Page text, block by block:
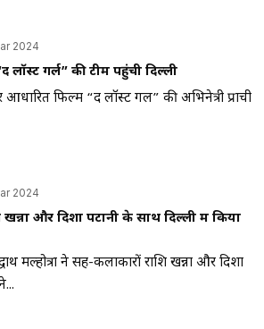
2024
लॉस्ट गर्ल” की टीम पहुंची दिल्ली
फिल्म “द लॉस्ट गर्ल” की अभिनेत्री प्राची
2024
खन्ना और दिशा पटानी के साथ दिल्ली में किया
मल्होत्रा ने सह-कलाकारों राशि खन्ना और दिशा